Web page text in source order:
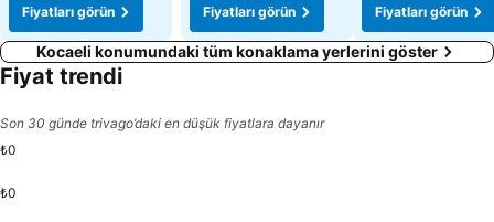
Fiyatları görün
Fiyatları görün
Fiyatları görün
Kocaeli konumundaki tüm konaklama yerlerini göster
Fiyat trendi
Son 30 günde trivago’daki en düşük fiyatlara dayanır
₺0
₺0